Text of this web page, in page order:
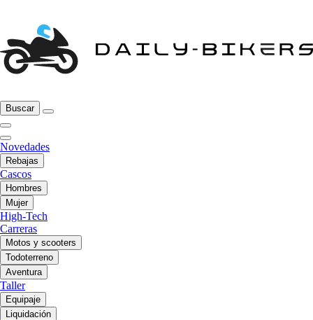
Buscar
Novedades
Rebajas
Cascos
Hombres
Mujer
High-Tech
Carreras
Motos y scooters
Todoterreno
Aventura
Taller
Equipaje
Liquidación